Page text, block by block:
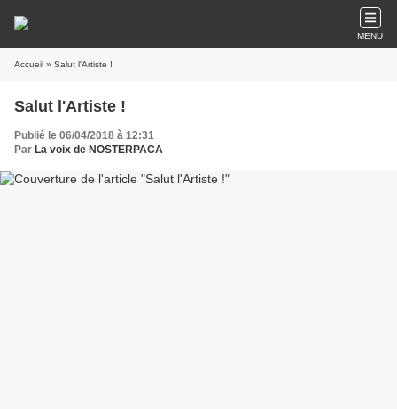
MENU
Accueil » Salut l'Artiste !
Salut l'Artiste !
Publié le 06/04/2018 à 12:31
Par La voix de NOSTERPACA